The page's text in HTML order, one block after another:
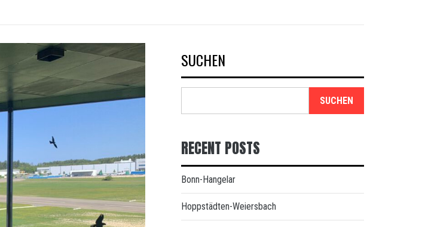
SUCHEN
SUCHEN
RECENT POSTS
Bonn-Hangelar
Hoppstädten-Weiersbach